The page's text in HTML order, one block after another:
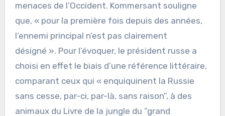
menaces de l’Occident. Kommersant souligne
que, « pour la première fois depuis des années,
l’ennemi principal n’est pas clairement
désigné ». Pour l’évoquer, le président russe a
choisi en effet le biais d’une référence littéraire,
comparant ceux qui « enquiquinent la Russie
sans cesse, par-ci, par-là, sans raison”, à des
animaux du Livre de la jungle du “grand